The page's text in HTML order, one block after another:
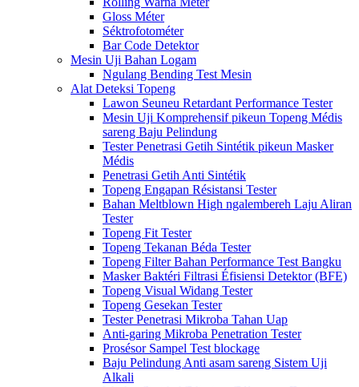
Gloss Méter
Séktrofotométer
Bar Code Detektor
Mesin Uji Bahan Logam
Ngulang Bending Test Mesin
Alat Deteksi Topeng
Lawon Seuneu Retardant Performance Tester
Mesin Uji Komprehensif pikeun Topeng Médis
sareng Baju Pelindung
Tester Penetrasi Getih Sintétik pikeun Masker
Médis
Penetrasi Getih Anti Sintétik
Topeng Engapan Résistansi Tester
Bahan Meltblown High ngalembereh Laju Aliran
Tester
Topeng Fit Tester
Topeng Tekanan Béda Tester
Topeng Filter Bahan Performance Test Bangku
Masker Baktéri Filtrasi Éfisiensi Detektor (BFE)
Topeng Visual Widang Tester
Topeng Gesekan Tester
Tester Penetrasi Mikroba Tahan Uap
Anti-garing Mikroba Penetration Tester
Prosésor Sampel Test blockage
Baju Pelindung Anti asam sareng Sistem Uji
Alkali